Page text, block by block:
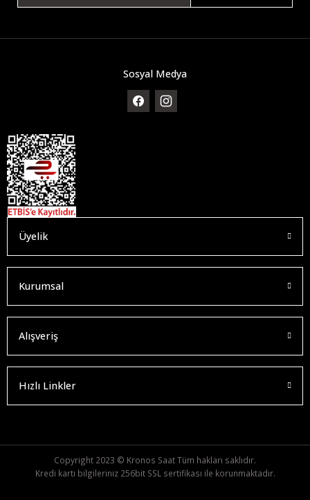
Sosyal Medya
Üyelik
Kurumsal
Alışveriş
Hızlı Linkler
Copyright 2023 © Kronos Saat Tüm hakları saklıdır.
Kredi kartı bilgileriniz 256bit SSL sertifikası ile korunmaktadır.